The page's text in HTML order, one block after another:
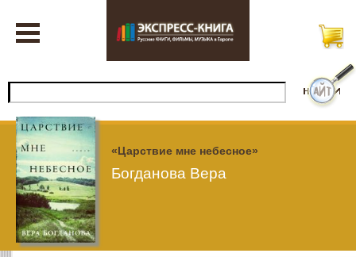
«Царствие мне небесное»
Богданова Вера